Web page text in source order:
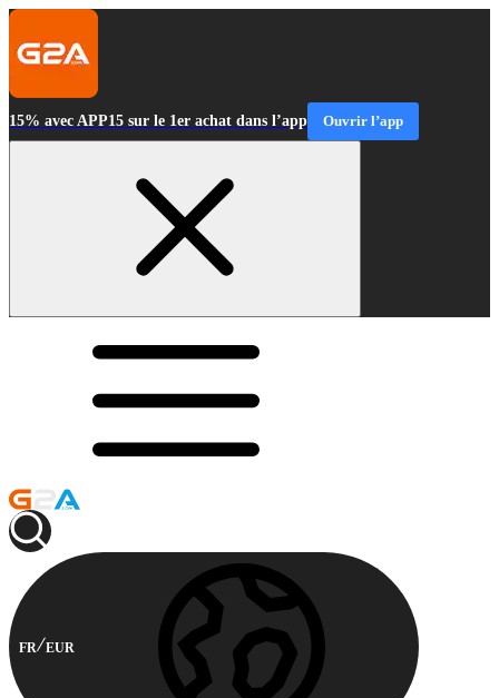
15% avec APP15 sur le 1er achat dans l’app Ouvrir l’app
FR EUR